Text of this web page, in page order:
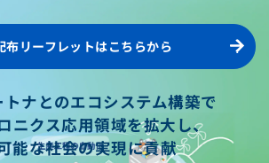
布リーフレットはこちらから
ナとのエコシステム構築で
ニクス応用領域を拡大し、
能な社会の実現に貢献